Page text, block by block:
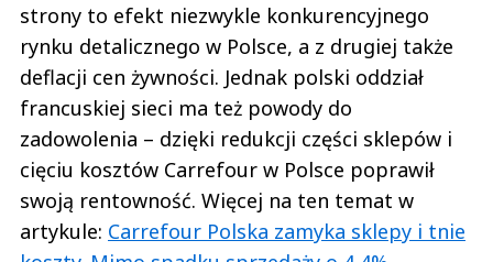
strony to efekt niezwykle konkurencyjnego
rynku detalicznego w Polsce, a z drugiej także
deflacji cen żywności. Jednak polski oddział
francuskiej sieci ma też powody do
zadowolenia – dzięki redukcji części sklepów i
cięciu kosztów Carrefour w Polsce poprawił
swoją rentowność. Więcej na ten temat w
artykule: Carrefour Polska zamyka sklepy i tnie